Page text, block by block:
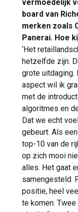
vermoedelijk
board van
merken zoals
Panerai. Hoe
‘Het
hetzelfde zijn.
grote uitdaging.
aspect wil ik
met de
algoritmes en
Dat we echt
gebeurt. Als
top-10 van de
op zich mooi
alles. Het gaat
samengesteld.
positie, heel
te komen.